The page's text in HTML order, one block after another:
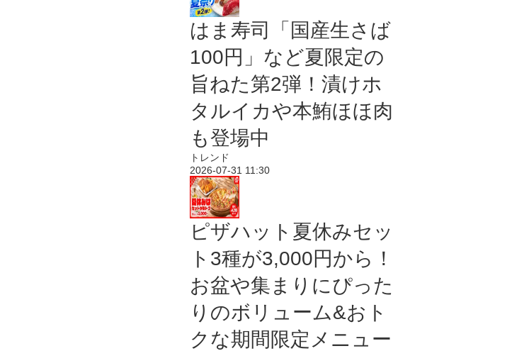
はま寿司「国産生さば
100円」など夏限定の
旨ねた第2弾！漬けホ
タルイカや本鮪ほほ肉
も登場中
トレンド
2026-07-31 11:30
ピザハット夏休みセッ
ト3種が3,000円から！
お盆や集まりにぴった
りのボリューム&おト
クな期間限定メニュー